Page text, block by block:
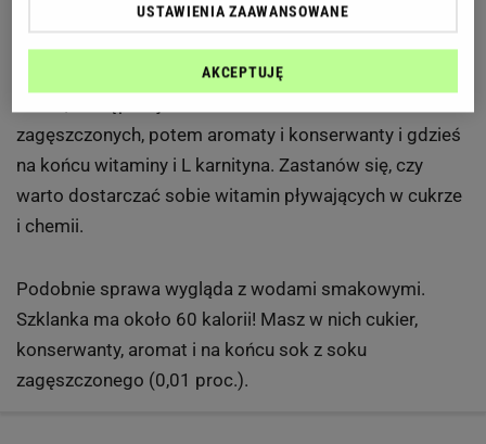
dostarczasz mi witamin. Niestety taka woda, nawet
niej L karnitynę, to na drugim miejscu w składzie na
zagęszczonych, potem aromaty i konserwanty i gdzieś
na końcu witaminy i L karnityna. Zastanów się, czy
warto dostarczać sobie witamin pływających w cukrze
i chemii.
Podobnie sprawa wygląda z wodami smakowymi.
Szklanka ma około 60 kalorii! Masz w nich cukier,
konserwanty, aromat i na końcu sok z soku
zagęszczonego (0,01 proc.).
USTAWIENIA ZAAWANSOWANE
AKCEPTUJĘ